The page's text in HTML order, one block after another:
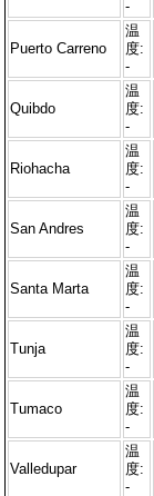
-
Puerto Carreno
温
度:
-
Quibdo
温
度:
-
Riohacha
温
度:
-
San Andres
温
度:
-
Santa Marta
温
度:
-
Tunja
温
度:
-
Tumaco
温
度:
-
Valledupar
温
度:
-